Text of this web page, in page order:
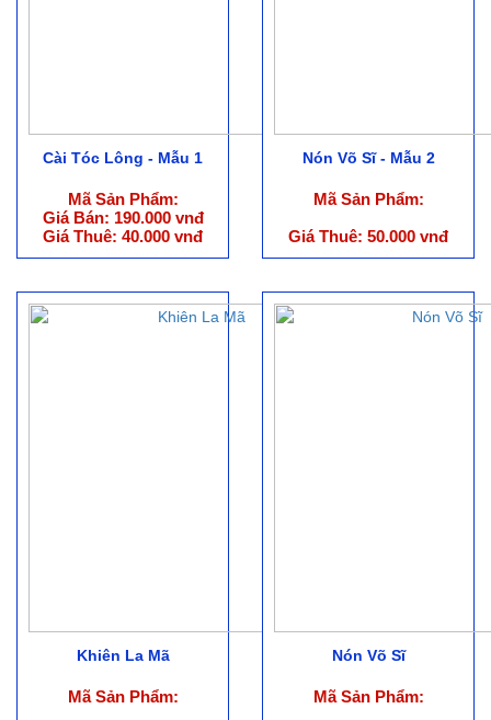
Cài Tóc Lông - Mẫu 1
Mã Sản Phẩm:
Giá Bán: 190.000 vnđ
Giá Thuê: 40.000 vnđ
Nón Võ Sĩ - Mẫu 2
Mã Sản Phẩm:
Giá Thuê: 50.000 vnđ
Khiên La Mã
Mã Sản Phẩm:
Nón Võ Sĩ
Mã Sản Phẩm: